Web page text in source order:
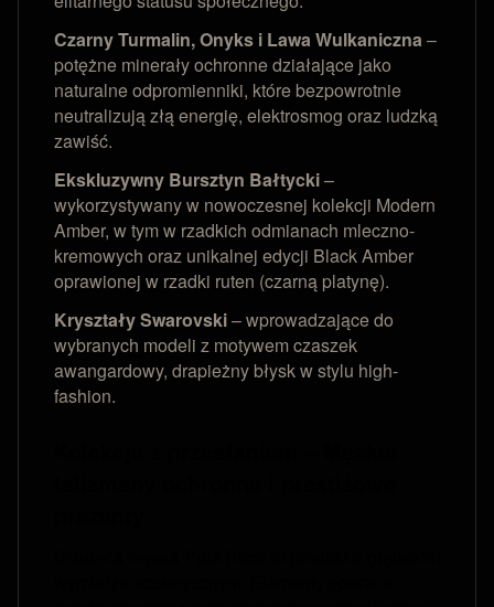
Czarny Turmalin, Onyks i Lawa Wulkaniczna–
potężne minerały ochronne działające jako
naturalne odpromienniki, które bezpowrotnie
neutralizują złą energię, elektrosmog oraz ludzką
zawiść.
Ekskluzywny Bursztyn Bałtycki–
wykorzystywany w nowoczesnej kolekcji Modern
Amber, w tym w rzadkich odmianach mleczno-
kremowych oraz unikalnej edycji Black Amber
oprawionej w rzadki ruten (czarną platynę).
Kryształy Swarovski– wprowadzające do
wybranych modeli z motywem czaszek
awangardowy, drapieżny błysk w stylu high-
fashion.